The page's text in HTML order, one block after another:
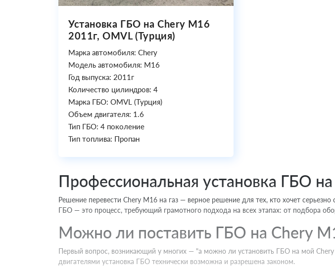
Установка ГБО на Chery M16
2011г, OMVL (Турция)
Марка автомобиля: Chery
Модель автомобиля: M16
Год выпуска: 2011г
Количество цилиндров: 4
Марка ГБО: OMVL (Турция)
Объем двигателя: 1.6
Тип ГБО: 4 поколение
Тип топлива: Пропан
Профессиональная установка ГБО
Решение перевести Chery M16 на газ — верное решение для тех, кто хочет
ГБО — это процесс, требующий грамотного подхода на всех этапах: от подбора
Можно ли поставить ГБО на Chery
Первый вопрос, возникающий у многих — "а можно ли установить ГБО на мой
двигателями установка ГБО технически возможна и разрешена законом.